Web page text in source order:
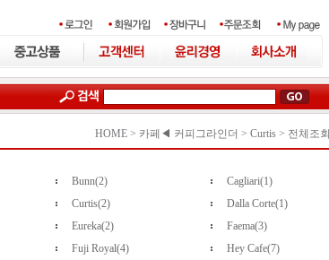
HOME > 카페◀ 커피그라인더 > Curtis > 전체조회
Bunn(2)
Cagliari(1)
Curtis(2)
Dalla Corte(1)
Eureka(2)
Faema(3)
Fuji Royal(4)
Hey Cafe(7)